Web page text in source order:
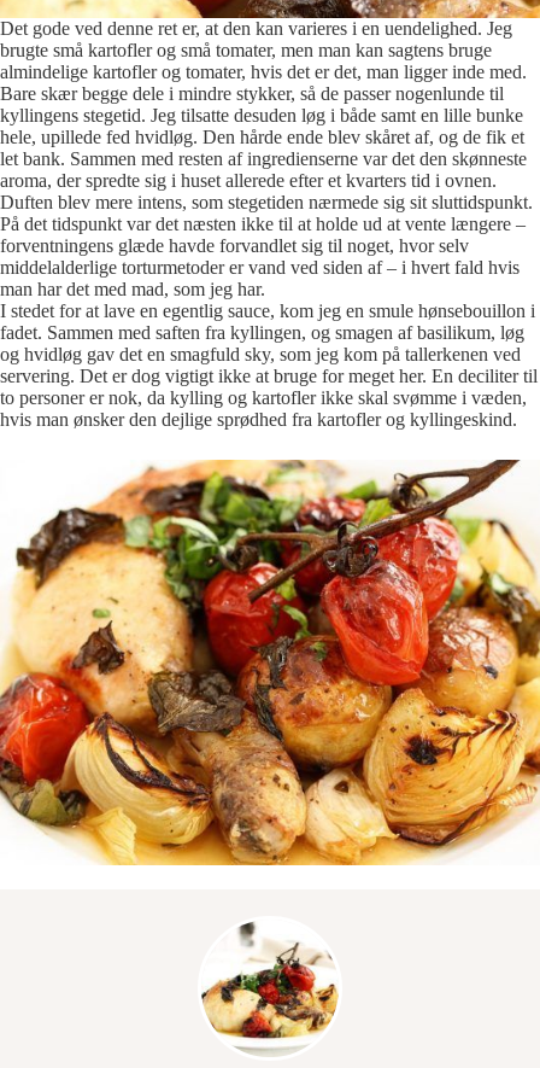
Det gode ved denne ret er, at den kan varieres i en uendelighed. Jeg
brugte små kartofler og små tomater, men man kan sagtens bruge
almindelige kartofler og tomater, hvis det er det, man ligger inde med.
Bare skær begge dele i mindre stykker, så de passer nogenlunde til
kyllingens stegetid. Jeg tilsatte desuden løg i både samt en lille bunke
hele, upillede fed hvidløg. Den hårde ende blev skåret af, og de fik et
let bank. Sammen med resten af ingredienserne var det den skønneste
aroma, der spredte sig i huset allerede efter et kvarters tid i ovnen.
Duften blev mere intens, som stegetiden nærmede sig sit sluttidspunkt.
På det tidspunkt var det næsten ikke til at holde ud at vente længere –
forventningens glæde havde forvandlet sig til noget, hvor selv
middelalderlige torturmetoder er vand ved siden af – i hvert fald hvis
man har det med mad, som jeg har.
I stedet for at lave en egentlig sauce, kom jeg en smule hønsebouillon i
fadet. Sammen med saften fra kyllingen, og smagen af basilikum, løg
og hvidløg gav det en smagfuld sky, som jeg kom på tallerkenen ved
servering. Det er dog vigtigt ikke at bruge for meget her. En deciliter til
to personer er nok, da kylling og kartofler ikke skal svømme i væden,
hvis man ønsker den dejlige sprødhed fra kartofler og kyllingeskind.